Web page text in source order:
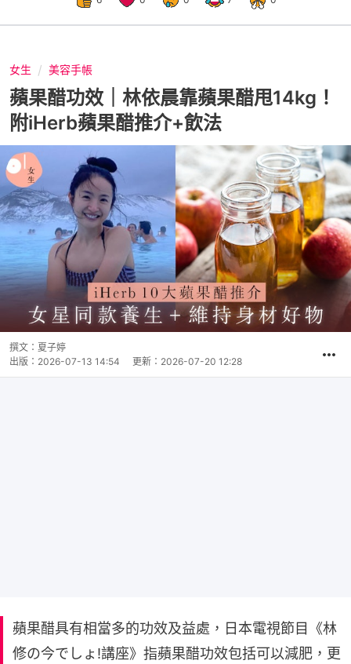
女生 美容手帳
蘋果醋功效｜林依晨靠蘋果醋甩14kg！
附iHerb蘋果醋推介+飲法
撰文： 夏子婷
出版： 2026-07-13 14:54 更新： 2026-07-20 12:28
蘋果醋具有相當多的功效及益處，日本電視節目《林
修の今でしょ!講座》指蘋果醋功效包括可以減肥，更